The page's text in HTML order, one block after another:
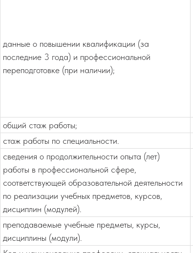
данные о повышении квалификации (за
последние 3 года) и профессиональной
переподготовке (при наличии);
общий стаж работы;
стаж работы по специальности.
сведения о продолжительности опыта (лет)
работы в профессиональной сфере,
соответствующей образовательной деятельности
по реализации учебных предметов, курсов,
дисциплин (модулей).
преподаваемые учебные предметы, курсы,
дисциплины (модули).